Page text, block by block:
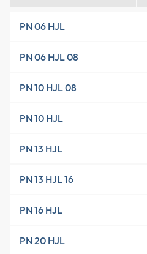
PN 06 HJL
PN 06 HJL 08
PN 10 HJL 08
PN 10 HJL
PN 13 HJL
PN 13 HJL 16
PN 16 HJL
PN 20 HJL